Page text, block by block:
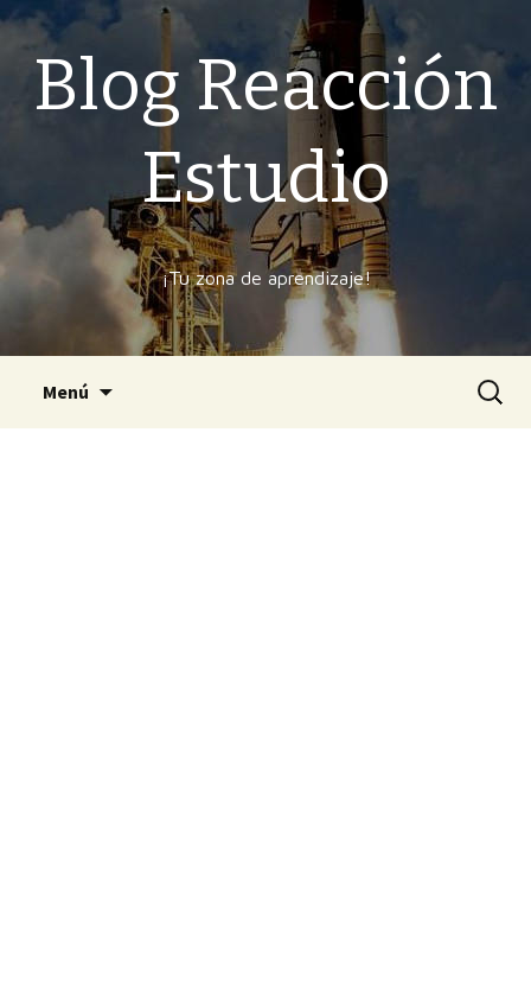
Blog Reacción
Estudio
¡Tu zona de aprendizaje!
Menú
contenido